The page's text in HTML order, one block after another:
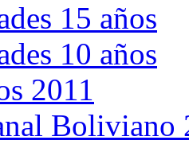
15 años
10 años
2011
Boliviano